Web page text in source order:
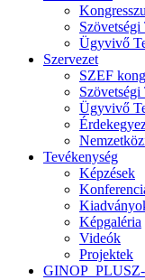
Szövetségi
Ügyvivő
Szervezet
SZEF
Szövetségi
Ügyvivő
Tevékenység
Képzések
Képgaléria
Videók
Projektek